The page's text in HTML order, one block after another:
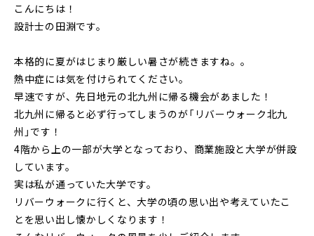
こんにちは！
設計士の田淵です。
本格的に夏がはじまり厳しい暑さが続きますね。。
熱中症には気を付けられてください。
早速ですが、先日地元の北九州に帰る機会があました！
北九州に帰ると必ず行ってしまうのが「リバーウォーク北九
州」です！
4階から上の一部が大学となっており、商業施設と大学が併設
しています。
実は私が通っていた大学です。
リバーウォークに行くと、大学の頃の思い出や考えていたこ
とを思い出し懐かしくなります！